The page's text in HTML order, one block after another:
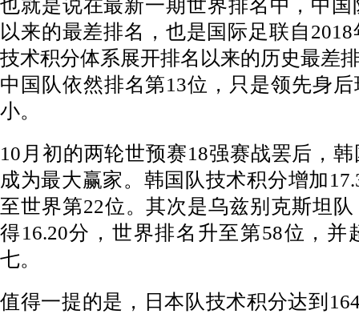
也就是说在最新一期世界排名中，中
以来的最差排名，也是国际足联自
技术积分体系展开排名以来的历史最差
中国队依然排名第13位，只是领先身
小。
10月初的两轮世预赛18强赛战罢后，
成为最大赢家。韩国队技术积分增加
至世界第22位。其次是乌兹别克斯坦
得16.20分，世界排名升至第58位，并
七。
值得一提的是，日本队技术积分达到